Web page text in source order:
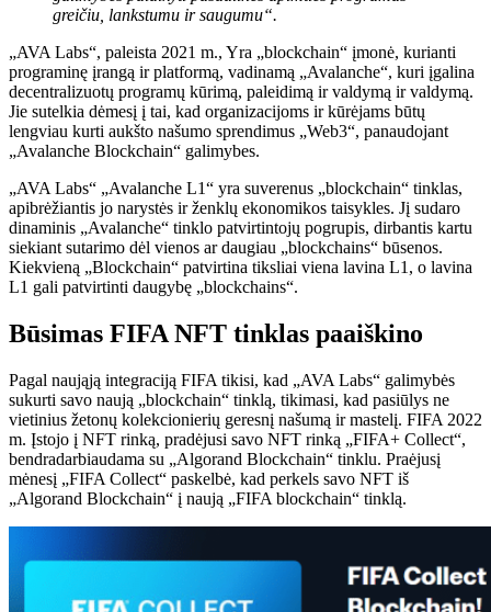
greičiu, lankstumu ir saugumu“.
„AVA Labs“, paleista 2021 m., Yra „blockchain“ įmonė, kurianti
programinę įrangą ir platformą, vadinamą „Avalanche“, kuri įgalina
decentralizuotų programų kūrimą, paleidimą ir valdymą ir valdymą.
Jie sutelkia dėmesį į tai, kad organizacijoms ir kūrėjams būtų
lengviau kurti aukšto našumo sprendimus „Web3“, panaudojant
„Avalanche Blockchain“ galimybes.
„AVA Labs“ „Avalanche L1“ yra suverenus „blockchain“ tinklas,
apibrėžiantis jo narystės ir ženklų ekonomikos taisykles. Jį sudaro
dinaminis „Avalanche“ tinklo patvirtintojų pogrupis, dirbantis kartu
siekiant sutarimo dėl vienos ar daugiau „blockchains“ būsenos.
Kiekvieną „Blockchain“ patvirtina tiksliai viena lavina L1, o lavina
L1 gali patvirtinti daugybę „blockchains“.
Būsimas FIFA NFT tinklas paaiškino
Pagal naująją integraciją FIFA tikisi, kad „AVA Labs“ galimybės
sukurti savo naują „blockchain“ tinklą, tikimasi, kad pasiūlys ne
vietinius žetonų kolekcionierių geresnį našumą ir mastelį. FIFA 2022
m. Įstojo į NFT rinką, pradėjusi savo NFT rinką „FIFA+ Collect“,
bendradarbiaudama su „Algorand Blockchain“ tinklu. Praėjusį
mėnesį „FIFA Collect“ paskelbė, kad perkels savo NFT iš
„Algorand Blockchain“ į naują „FIFA blockchain“ tinklą.